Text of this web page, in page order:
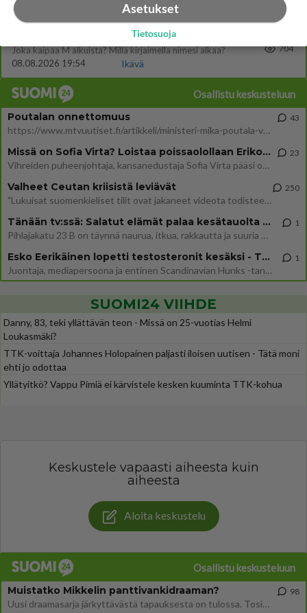
07.08.2026 21:51
Ikävä
Joka kaipaa M alkuista? Millä kirjaimella nimesi alkaa?
08.08.2026 19:54
Ikävä
704
Osallistu keskusteluun
Poutalan onnettomuus
https://www.mtvuutiset.fi/artikkeli/ministeri-mika-poutala-vakavassa-onnettomuudessa/9375980 Kumma kun jutussa ei manit
43
Missä on Sofia Virta? Loistaa poissaolollaan Erikoisjoukot uudelta kaudelta
Vihreiden puheenjohtaja, kansanedustaja Sofia Virta pääsi otsikoihin, kun tieto hänen osallistumisestaan Erikoisjoukot-k
23
Valheet Ceutan kriisistä leviävät
"Lukuisat suomenkieliset tilit ovat jakaneet videota todisteena siitä, että siirtolaisjoukot aiheuttavat edelleen Ceutas
250
Tänään tv:ssä: Salatut elämät palaa kesätauolta - Tässä hieman juonipaljastuksia
Pihlajakatu 23 B on täynnä naurua, itkua, rakkautta ja suuria salaisuuksia. Suomalaisten yksi pitkäikäisimmistä draamas
1
Esko Eerikäinen lopetti testosteronit kesäksi - Tämä ikävä vaikutus iski heti
Juontaja, mediapersoona ja entinen Scandinavian Hunks -tanssija Esko Eerikäinen on tunnettu avoimuudestaan. Nyt Eerikäi
1
SUOMI24 VIIHDE
Danny, 83, teki yllättävän teon - Missä on 25-vuotias Helmi
Loukasmäki?
TTK-voittaja Johannes Holopainen paljasti iloisen uutisen - Tätä moni
ehti jo odottaa
Yllätyitkö? Vappu Pimiä ei kärvistele kesken kuuminta TTK-kohua
Keskustele vapaasti aiheesta kuin
aiheesta
Aloita keskustelu
Osallistu keskusteluun
Muistatko Mikkelin panttivankidraaman?
Uusi draamasarja järkyttävästä tapauksesta on tulossa. Tositapahtumiin perustuva sarja ammentaa vuoden 1986 Mikkelin pan
98
Asetukset
Tietosuoja